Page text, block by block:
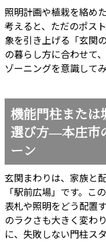
照明計画や植栽を絡め
考えると、ただのポス
象を引き上げる「玄関
の暮らし方に合わせて
ゾーニングを意識して
機能門柱または
選び方―本庄市
ーン
玄関まわりは、家族と
「駅前広場」です。こ
表札や照明をどう配置
のラクさも大きく変わ
に、失敗しない門柱ス